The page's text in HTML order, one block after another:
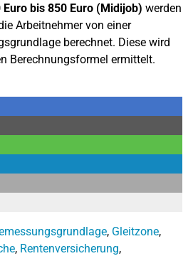
bis 850 Euro (Midijob) werden
Arbeitnehmer von einer
berechnet. Diese wird
Berechnungsformel ermittelt.
, Gleitzone,
, Rentenversicherung,